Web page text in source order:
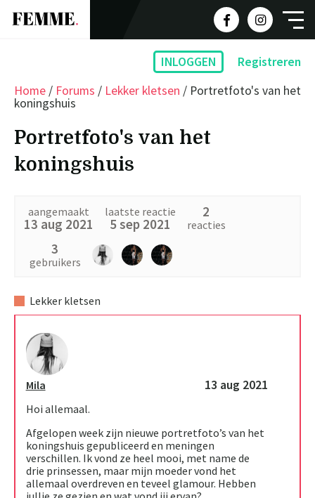
INLOGGEN
Registreren
Home / Forums / Lekker kletsen / Portretfoto's van het
koningshuis
Portretfoto's van het
koningshuis
aangemaakt
13 aug 2021
laatste reactie
5 sep 2021
2
reacties
3
gebruikers M A A
Lekker kletsen
Mila 13 aug 2021
Hoi allemaal.
Afgelopen week zijn nieuwe portretfoto’s van het
koningshuis gepubliceerd en meningen
verschillen. Ik vond ze heel mooi, met name de
drie prinsessen, maar mijn moeder vond het
allemaal overdreven en teveel glamour. Hebben